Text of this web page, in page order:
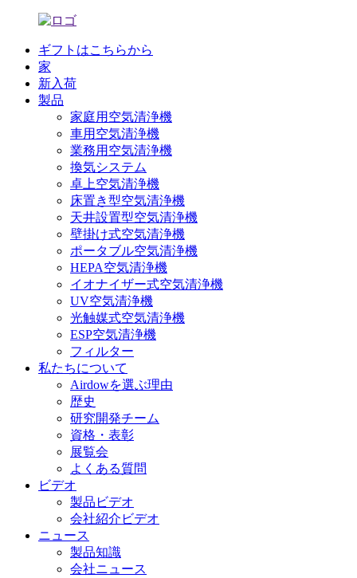
ギフトはこちらから
家
新入荷
製品
家庭用空気清浄機
車用空気清浄機
業務用空気清浄機
換気システム
卓上空気清浄機
床置き型空気清浄機
天井設置型空気清浄機
壁掛け式空気清浄機
ポータブル空気清浄機
HEPA空気清浄機
イオナイザー式空気清浄機
UV空気清浄機
光触媒式空気清浄機
ESP空気清浄機
フィルター
私たちについて
Airdowを選ぶ理由
歴史
研究開発チーム
資格・表彰
展覧会
よくある質問
ビデオ
製品ビデオ
会社紹介ビデオ
ニュース
製品知識
会社ニュース